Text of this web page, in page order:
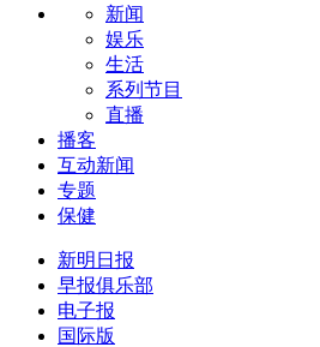
新闻
娱乐
生活
系列节目
直播
播客
互动新闻
专题
保健
新明日报
早报俱乐部
电子报
国际版